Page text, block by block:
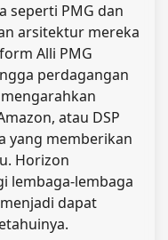
seperti PMG dan
arsitektur mereka
Alli PMG
perdagangan
atau DSP
yang memberikan
Horizon
lembaga-lembaga
dapat